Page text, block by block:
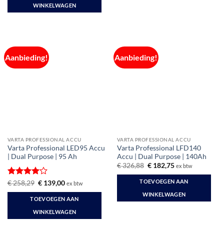
WINKELWAGEN
Aanbieding!
VARTA PROFESSIONAL ACCU
Varta Professional LED95 Accu
| Dual Purpose | 95 Ah
Gewaardeerd
4uit 5
€258,29 Oorspronkelijke
was:
€ 258,29.
€139,00Huidige
is:
€ 139,00.
ex btw
TOEVOEGEN AAN
WINKELWAGEN
Aanbieding!
VARTA PROFESSIONAL ACCU
Varta Professional LFD140
Accu | Dual Purpose | 140Ah
€326,88 Oorspronkelijke
was:
€ 326,88.
€182,75Huidige
is:
€ 182,75.
ex btw
TOEVOEGEN AAN
WINKELWAGEN